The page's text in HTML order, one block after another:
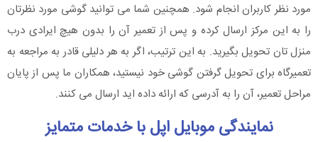
مورد نظر کاربران انجام شود. همچنین شما می توانید گوشی مورد نظرتان
را به این مرکز ارسال کرده و پس از تعمیر آن را بدون هیچ ایرادی درب
منزل تان تحویل بگیرید. به این ترتیب، اگر به هر دلیلی قادر به مراجعه به
تعمیرگاه برای تحویل گرفتن گوشی خود نیستید، همکاران ما پس از پایان
مراحل تعمیر، آن را به آدرسی که ارائه داده اید ارسال می کنند.
نمایندگی موبایل اپل با خدمات متمایز